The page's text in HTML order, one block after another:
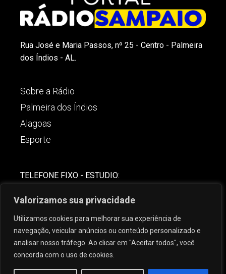
Valorizamos sua privacidade
Utilizamos cookies para melhorar sua experiência de
navegação, veicular anúncios ou conteúdo personalizado e
analisar nosso tráfego. Ao clicar em "Aceitar todos", você
concorda com o uso de cookies.
Rua José e Maria Passos, nº 25 - Centro - Palmeira
dos Índios - AL.
Sobre a Rádio
Palmeira dos Índios
Alagoas
Esporte
TELEFONE FIXO - ESTUDIO:
(82) 99621-8806